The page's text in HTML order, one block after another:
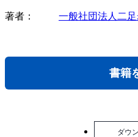
著者 一般社団法人二
書籍
ダウ